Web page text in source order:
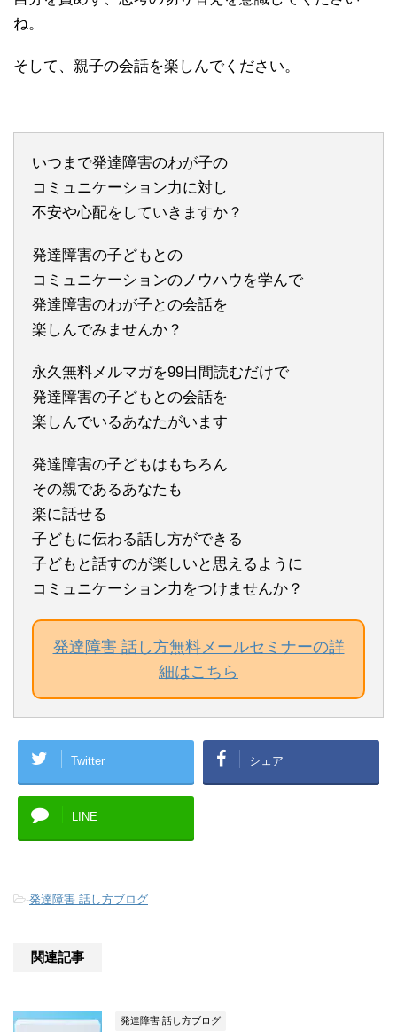
ね。
そして、親子の会話を楽しんでください。
いつまで発達障害のわが子の
コミュニケーション力に対し
不安や心配をしていきますか？
発達障害の子どもとの
コミュニケーションのノウハウを学んで
発達障害のわが子との会話を
楽しんでみませんか？
永久無料メルマガを99日間読むだけで
発達障害の子どもとの会話を
楽しんでいるあなたがいます
発達障害の子どもはもちろん
その親であるあなたも
楽に話せる
子どもに伝わる話し方ができる
子どもと話すのが楽しいと思えるように
コミュニケーション力をつけませんか？
発達障害 話し方無料メールセミナーの詳
細はこちら
Twitter シェア
LINE
-発達障害 話し方ブログ
関連記事
発達障害 話し方ブログ